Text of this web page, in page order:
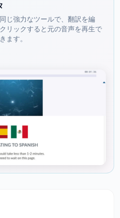
じ強力なツールで、翻訳を編
リックすると元の音声を再生で
ます。